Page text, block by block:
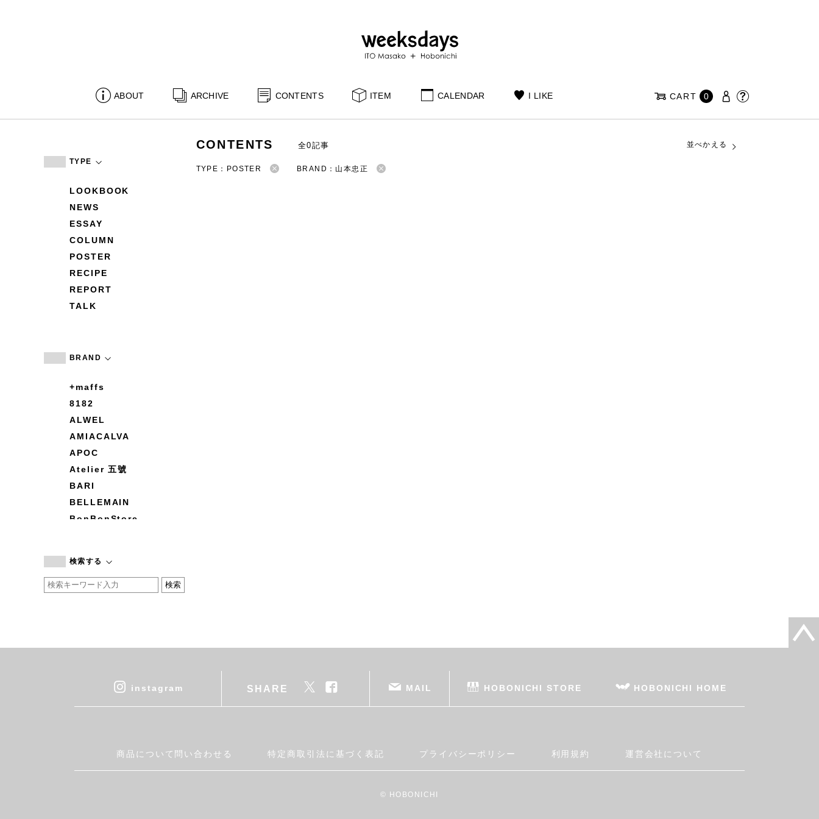
ABOUT ARCHIVE CONTENTS ITEM CALENDAR I LIKE CART 0
TYPE
LOOKBOOK
NEWS
ESSAY
COLUMN
POSTER
RECIPE
REPORT
TALK
BRAND
+maffs
8182
ALWEL
AMIACALVA
APOC
Atelier 五號
BARI
BELLEMAIN
BonBonStore
by basics
CATWORTH
cohan
DEAN & DELUCA
Fatima Morocco
検索する
CONTENTS 全0記事 並べかえる
TYPE：POSTER BRAND：山本忠正
instagram SHARE MAIL HOBONICHI STORE HOBONICHI HOME
商品について問い合わせる 特定商取引法に基づく表記 プライバシーポリシー 利用規約 運営会社について
© HOBONICHI